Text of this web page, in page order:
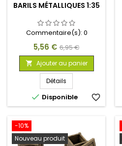
BARILS MÉTALLIQUES 1:35
Commentaire(s): 0
Prix
5,56 € Prix
de
base
6,95 €
 Ajouter au panier
Détails
 Disponible favorite_border
-10%
Nouveau produit